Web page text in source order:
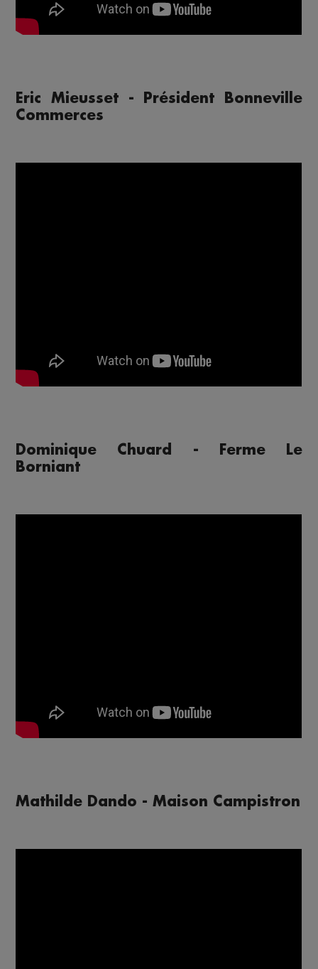
Eric Mieusset - Président Bonneville
Commerces
Dominique Chuard - Ferme Le
Borniant
Mathilde Dando - Maison Campistron